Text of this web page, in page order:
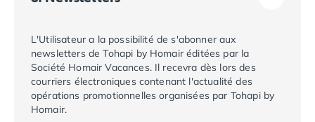
Camping Bologne
Camping Cesenatico
Camping Lido Di Spina
Camping Ravenne
Camping Riccione
L'Utilisateur a la possibilité de s'abonner aux
newsletters deTohapi by Homairéditées par la
Société Homair Vacances. Il recevra dès lors des
courriers électroniques contenant l'actualité des
opérations promotionnelles organisées par Tohapi by
Homair.